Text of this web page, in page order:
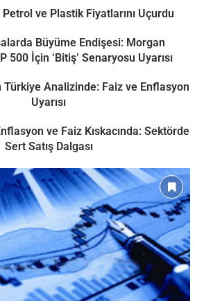
ve Plastik Fiyatlarını Uçurdu
Büyüme Endişesi: Morgan
500 İçin ‘Bitiş’ Senaryosu Uyarısı
Türkiye Analizinde: Faiz ve Enflasyon
Uyarısı
ve Faiz Kıskacında: Sektörde
Sert Satış Dalgası